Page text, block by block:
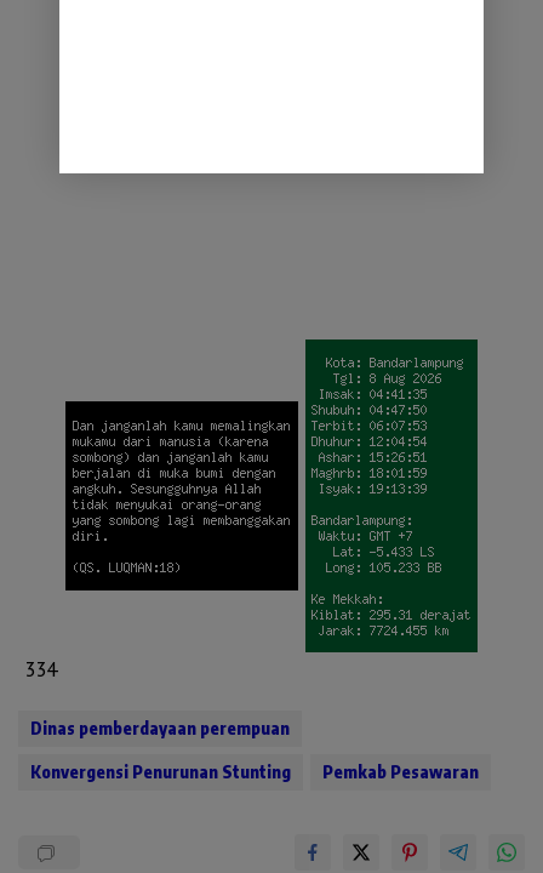
334
Dinas pemberdayaan perempuan
Konvergensi Penurunan Stunting Pemkab Pesawaran